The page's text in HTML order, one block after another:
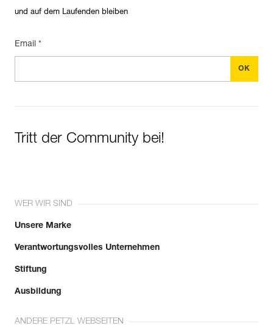
und auf dem Laufenden bleiben
Email *
Tritt der Community bei!
WER WIR SIND
Unsere Marke
Verantwortungsvolles Unternehmen
Stiftung
Ausbildung
ANDERE PETZL WEBSEITEN